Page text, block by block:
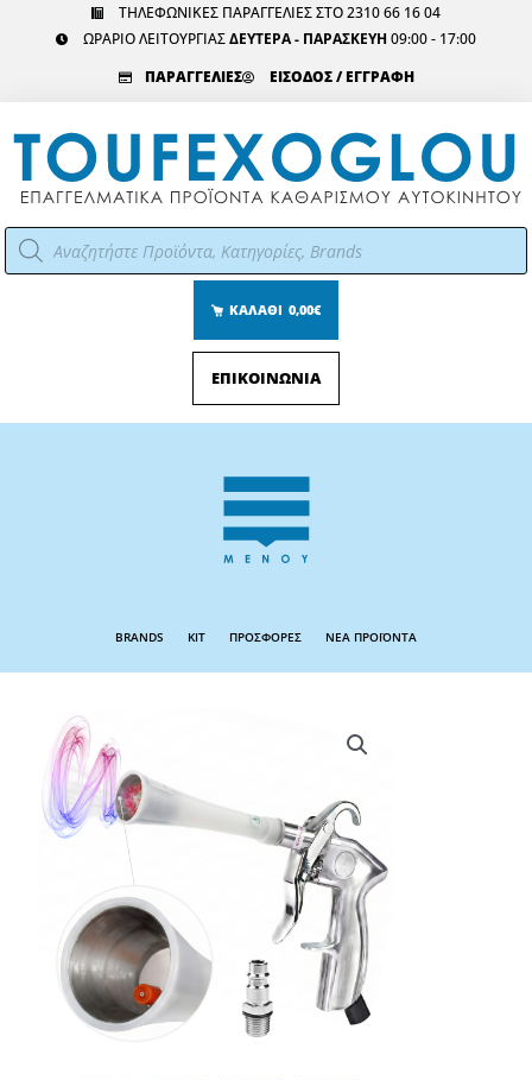
ΤΗΛΕΦΩΝΙΚΕΣ ΠΑΡΑΓΓΕΛΙΕΣ ΣΤΟ 2310 66 16 04
ΩΡΑΡΙΟ ΛΕΙΤΟΥΡΓΙΑΣΔΕΥΤΕΡΑ - ΠΑΡΑΣΚΕΥΗ 09:00 - 17:00
ΠΑΡΑΓΓΕΛΙΕΣ
ΕΙΣΟΔΟΣ / ΕΓΓΡΑΦΗ
Αναζήτηση
προϊόντων
ΚΑΛΑΘΙ 0,00€
ΕΠΙΚΟΙΝΩΝΙΑ
Menu
BRANDS KIT ΠΡΟΣΦΟΡΕΣ ΝΕΑ ΠΡΟΪΟΝΤΑ